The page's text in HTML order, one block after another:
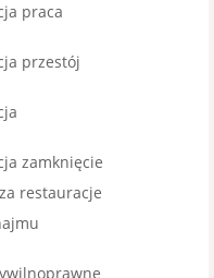
praca
przestój
zamknięcie
restauracje